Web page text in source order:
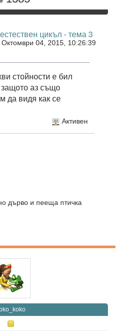
цикъл - тема 3
Октомври 04, 2015, 10:26:39
стойности е бил
аз също
да видя как се
Активен
дърво и пееща птичка